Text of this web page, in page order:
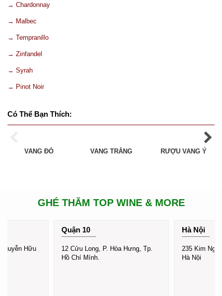
→ Chardonnay
→ Malbec
→ Tempranillo
→ Zinfandel
→ Syrah
→ Pinot Noir
Có Thể Bạn Thích:
VANG ĐỎ VANG TRẮNG RƯỢU VANG Ý
GHÉ THĂM TOP WINE & MORE
Hữu
Quận 10
12 Cửu Long, P. Hòa Hưng, Tp.
Hồ Chí Mính.
Hà Nội
235 Kim
Hà Nội